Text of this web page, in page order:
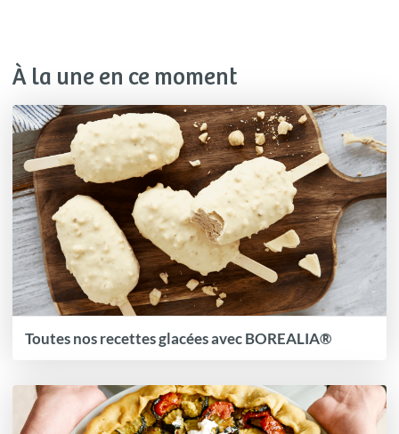
À la une en ce moment
Toutes nos recettes glacées avec BOREALIA®